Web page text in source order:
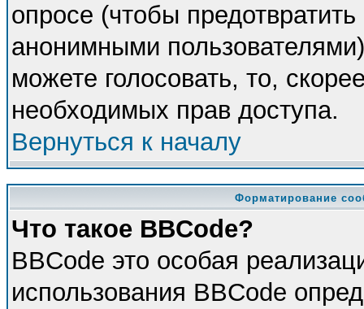
опросе (чтобы предотвратить
анонимными
можете голосовать, то,
необходимых прав доступа.
Вернуться к началу
Форматирование
Что такое BBCode?
BBCode это особая
использования BBCode